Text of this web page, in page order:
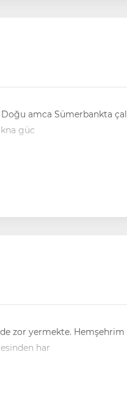
amca Sümerbankta
güc
zor yermekte. Hemşehrim
har